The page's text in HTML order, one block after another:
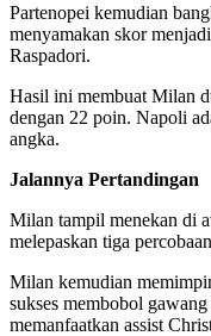
Partenopei kemudian
menyamakan skor
Raspadori.
Hasil ini membuat Milan
dengan 22 poin. Napoli
angka.
Jalannya Pertandingan
Milan tampil menekan di
melepaskan tiga
Milan kemudian
sukses membobol
memanfaatkan assist